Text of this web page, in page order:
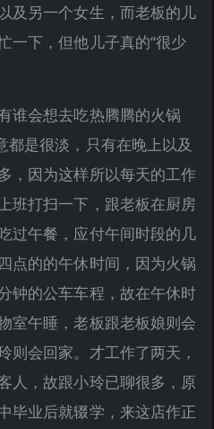
及另一个女生，而老板的儿
一下，但他儿子真的“很少
谁会想去吃热腾腾的火锅
都是很淡，只有在晚上以及
，因为这样所以每天的工作
班打扫一下，跟老板在厨房
过午餐，应付午间时段的几
点的的午休时间，因为火锅
钟的公车车程，故在午休时
室午睡，老板跟老板娘则会
则会回家。才工作了两天，
人，故跟小玲已聊很多，原
毕业后就辍学，来这店作正